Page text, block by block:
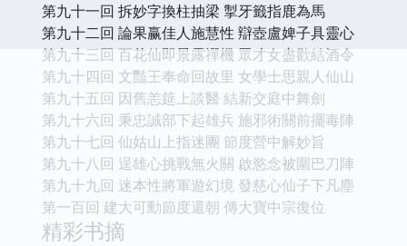
第九十一回 拆妙字換柱抽梁 掣牙籤指鹿為馬
第九十二回 論果赢佳人施慧性 辯壺盧婢子具靈心
第九十三回 百花仙即景露禪機 眾才女盡歡結酒令
第九十四回 文豔王奉命回故里 女學士思親人仙山
第九十五回 因舊恙筵上談醫 結新交庭中舞劍
第九十六回 秉忠誠部下起雄兵 施邪術關前擺毒陣
第九十七回 仙姑山上指迷團 節度營中解妙旨
第九十八回 逞雄心挑戰無火關 啟慾念被圍巴刀陣
第九十九回 迷本性將軍遊幻境 發慈心仙子下凡塵
第一百回 建大可勳節度還朝 傳大寶中宗復位
精彩书摘